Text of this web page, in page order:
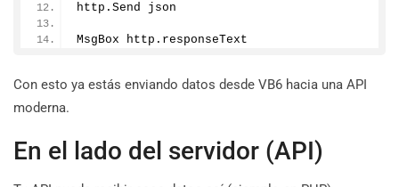
http. Send json
MsgBox http. responseText
Con esto ya estás enviando datos desde VB6 hacia una API
moderna.
En el lado del servidor (API)